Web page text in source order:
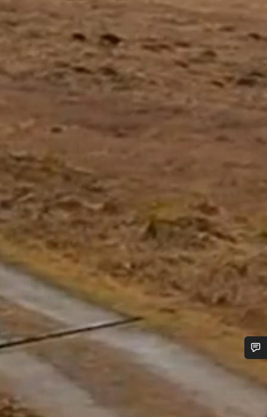
Potřebujete pomoc?
Naši odborníci podpory zákazníků čekají, aby mohli
odpovědět na vaše dotazy.